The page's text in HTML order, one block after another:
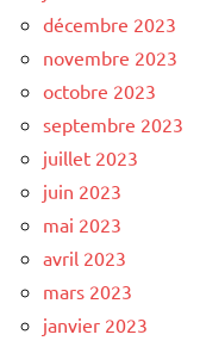
décembre 2023
novembre 2023
octobre 2023
septembre 2023
juillet 2023
juin 2023
mai 2023
avril 2023
mars 2023
janvier 2023